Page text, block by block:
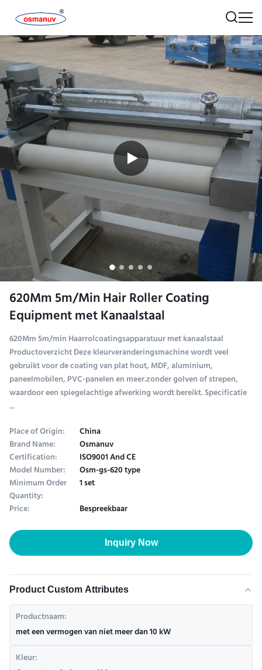
620Mm 5m/Min Hair Roller Coating
Equipment met Kanaalstaal
620Mm 5m/min Haarrolcoatingsapparatuur met kanaalstaal
Productoverzicht Deze kleurveranderingsmachine wordt veel
gebruikt voor de coating van plat hout, MDF, aluminium,
paneelmobilen, PVC-panelen en meer.zonder golven of strepen,
waardoor een spiegelachtige afwerking wordt bereikt. Specificatie
...
Place of Origin:
China
Brand Name: Osmanuv
Certification: ISO9001 And CE
Model Number: Osm-gs-620 type
Minimum Order
Quantity:
1 set
Price:
Bespreekbaar
Inquiry Now
Product Custom Attributes
Productnaam:
met een vermogen van niet meer dan 10 kW
Kleur: